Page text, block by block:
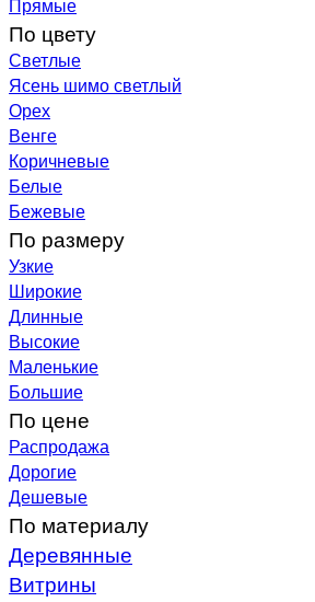
По цвету
Светлые
Ясень шимо светлый
Орех
Венге
Коричневые
Белые
Бежевые
По размеру
Узкие
Широкие
Длинные
Высокие
Маленькие
Большие
По цене
Распродажа
Дорогие
Дешевые
По материалу
Деревянные
Витрины